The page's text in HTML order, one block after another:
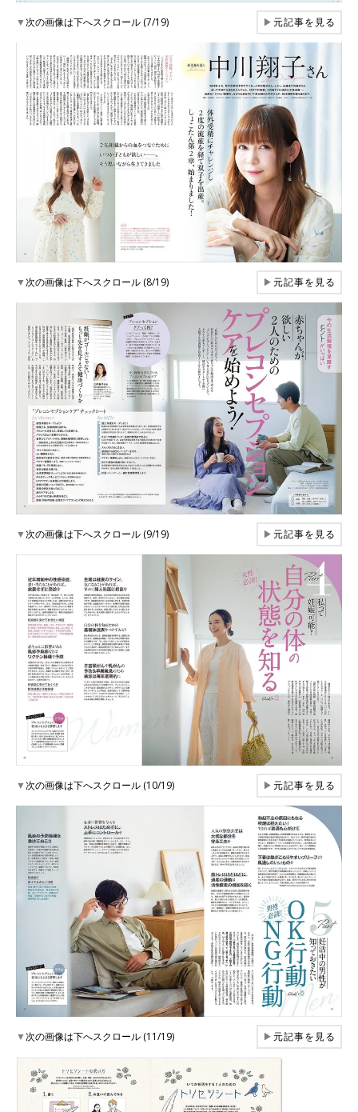
▼次の画像は下へスクロール (7/19) ▶元記事を見る
▼次の画像は下へスクロール (8/19) ▶元記事を見る
▼次の画像は下へスクロール (9/19) ▶元記事を見る
▼次の画像は下へスクロール (10/19) ▶元記事を見る
▼次の画像は下へスクロール (11/19) ▶元記事を見る